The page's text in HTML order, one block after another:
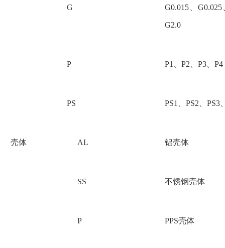
G G0.015、
G2.0
P P1、P2、P3、P4
PS PS1、PS2、PS3
壳体 AL 铝壳体
SS 不锈钢壳体
P PPS壳体